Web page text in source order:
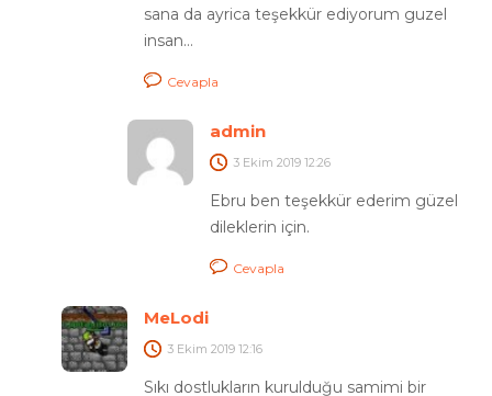
sana da ayrica teşekkür ediyorum guzel
insan…
Cevapla
admin
3 Ekim 2019 12:26
Ebru ben teşekkür ederim güzel
dileklerin için.
Cevapla
MeLodi
3 Ekim 2019 12:16
Sıkı dostlukların kurulduğu samimi bir